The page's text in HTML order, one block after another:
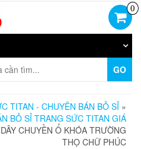
0
GO
TITAN - CHUYÊN BÁN BỎ SỈ »
BỎ SỈ TRANG SỨC TITAN GIÁ
CHUYỀN Ổ KHÓA TRƯỜNG
THỌ CHỮ PHÚC